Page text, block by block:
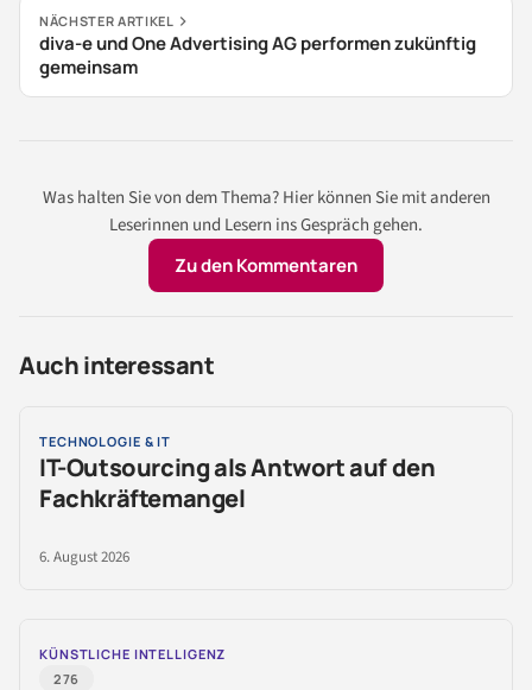
NÄCHSTER ARTIKEL
diva-e und One Advertising AG performen zukünftig
gemeinsam
Was halten Sie von dem Thema? Hier können Sie mit anderen
Leserinnen und Lesern ins Gespräch gehen.
Zu den Kommentaren
Auch interessant
TECHNOLOGIE & IT
IT-Outsourcing als Antwort auf den
Fachkräftemangel
6. August 2026
KÜNSTLICHE INTELLIGENZ
276